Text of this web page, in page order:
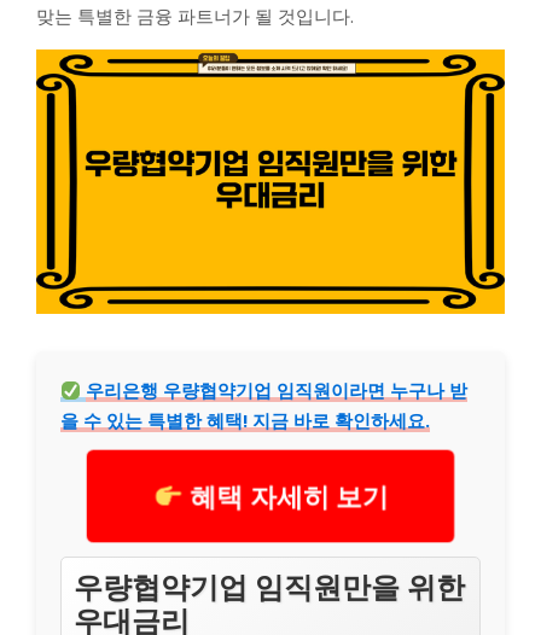
맞는 특별한 금융 파트너가 될 것입니다.
우리은행 우량협약기업 임직원이라면 누구나 받
을 수 있는 특별한 혜택! 지금 바로 확인하세요.
혜택 자세히 보기
우량협약기업 임직원만을 위한
우대금리